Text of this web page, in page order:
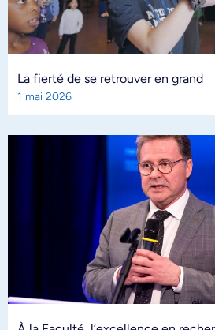
La fierté de se retrouver en grand
1 mai 2026